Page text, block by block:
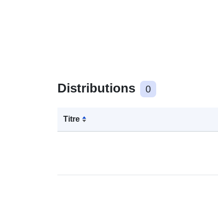
Distributions 0
Titre